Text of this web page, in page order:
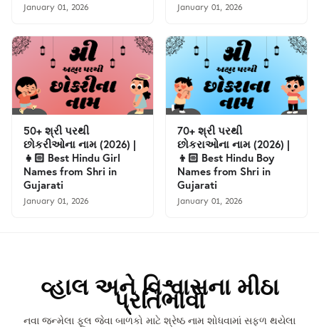
January 01, 2026 January 01, 2026
50+ શ્રી પરથી
છોકરીઓના નામ (2026) |
👧🏻 Best Hindu Girl
Names from Shri in
Gujarati
January 01, 2026
70+ શ્રી પરથી
છોકરાઓના નામ (2026) |
👦🏻 Best Hindu Boy
Names from Shri in
Gujarati
January 01, 2026
વ્હાલ અને વિશ્વાસના મીઠા
પ્રતિભાવો
નવા જન્મેલા ફૂલ જેવા બાળકો માટે શ્રેષ્ઠ નામ શોધવામાં સફળ થયેલા